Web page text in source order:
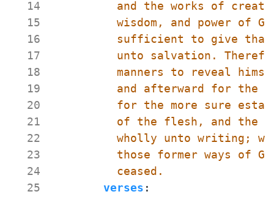
  14
  15
  16
  17
  18
  19
  20
  21
  22
  23
  24
  25
          ceased.
verses :